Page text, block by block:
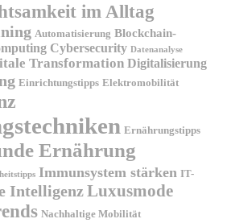
im Alltag
Automatisierung Blockchain-
Cybersecurity Datenanalyse
Transformation Digitalisierung
Einrichtungstipps Elektromobilität
Ernährungstipps
Ernährung
Immunsystem stärken IT-
IntelligenzLuxusmode
Nachhaltige Mobilität